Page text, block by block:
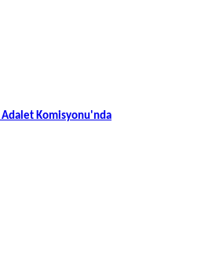
Adalet Komisyonu'nda